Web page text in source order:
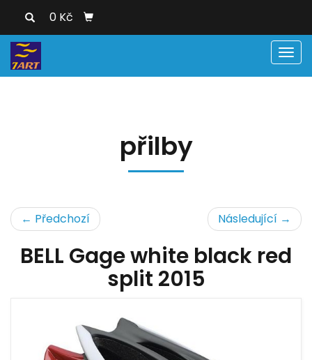
0 Kč
přilby
← Předchozí Následující →
BELL Gage white black red
split 2015